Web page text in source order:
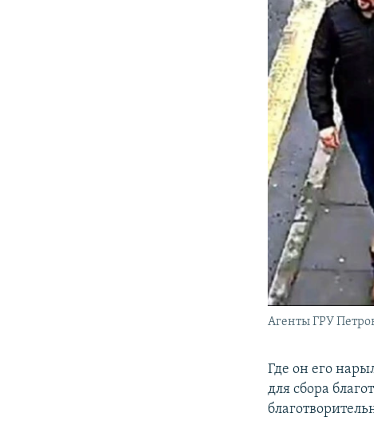
Агенты ГРУ
Где он его
для сбора